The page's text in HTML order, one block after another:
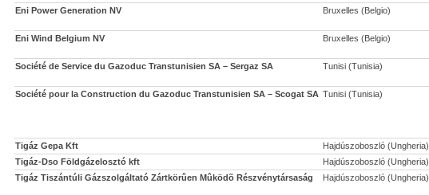
Eni Power Generation NV
Bruxelles (Belgio)
Eni Wind Belgium NV Bruxelles (Belgio)
Société de Service du Gazoduc Transtunisien SA – Sergaz SA Tunisi (Tunisia)
Société pour la Construction du Gazoduc Transtunisien SA – Scogat SA Tunisi (Tunisia)
Tigáz Gepa Kft Hajdúszoboszló (Ungheria)
Tigáz-Dso Földgázelosztó kft
Hajdúszoboszló (Ungheria)
Tigáz Tiszántúli Gázszolgáltató Zártkörûen Mûködõ Részvénytársaság
Hajdúszoboszló (Ungheria)